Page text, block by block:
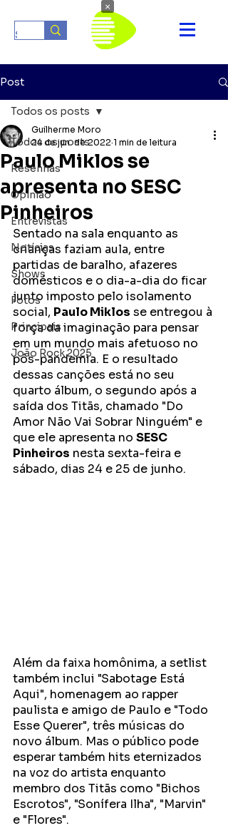
Post
Todos os posts
Resenhas
Opinião
Entrevistas
Notícias
Shows
Fotos
Principais
João Rock 2025
Todos os posts
Paulo Miklos se
apresenta no SESC
Pinheiros
Guilherme Moro
24 de jun. de 2022 1 min de leitura
Sentado na sala enquanto as
crianças faziam aula, entre
partidas de baralho, afazeres
domésticos e o dia-a-dia do ficar
junto imposto pelo isolamento
social, Paulo Miklos se entregou à
força da imaginação para pensar
em um mundo mais afetuoso no
pós-pandemia. E o resultado
dessas canções está no seu
quarto álbum, o segundo após a
saída dos Titãs, chamado "Do
Amor Não Vai Sobrar Ninguém" e
que ele apresenta no SESC
Pinheiros nesta sexta-feira e
sábado, dias 24 e 25 de junho.
Além da faixa homônima, a setlist
também inclui "Sabotage Está
Aqui", homenagem ao rapper
paulista e amigo de Paulo e "Todo
Esse Querer", três músicas do
novo álbum. Mas o público pode
esperar também hits eternizados
na voz do artista enquanto
membro dos Titãs como "Bichos
Escrotos", "Sonífera Ilha", "Marvin"
e "Flores".
×